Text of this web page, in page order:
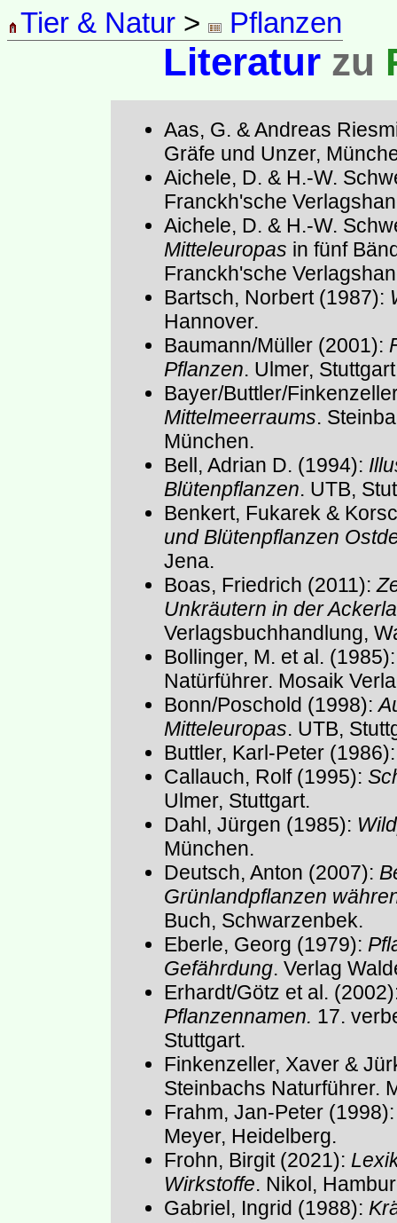
Tier & Natur > Pflanzen
Literatur zu
Aas, G. & Andreas
Gräfe und Unzer,
Aichele, D. & H.-W.
Franckh'sche
Aichele, D. & H.-W.
Mitteleuropas in fünf
Franckh'sche
Bartsch, Norbert (1987):
Hannover.
Baumann/Müller (2001):
Pflanzen. Ulmer,
Bayer/Buttler/
Mittelmeerraums.
München.
Bell, Adrian D. (1994):
Blütenpflanzen. UTB,
Benkert, Fukarek &
und Blütenpflanzen
Jena.
Boas, Friedrich (2011):
Unkräutern in der
Verlagsbuchhandlung,
Bollinger, M. et al.
Natürführer. Mosaik
Bonn/Poschold (1998):
Mitteleuropas. UTB,
Buttler, Karl-Peter
Callauch, Rolf (1995):
Ulmer, Stuttgart.
Dahl, Jürgen (1985):
München.
Deutsch, Anton (2007):
Grünlandpflanzen
Buch, Schwarzenbek.
Eberle, Georg (1979):
Gefährdung. Verlag
Erhardt/Götz et al.
Pflanzennamen. 17.
Stuttgart.
Finkenzeller, Xaver &
Steinbachs Naturführer.
Frahm, Jan-Peter
Meyer, Heidelberg.
Frohn, Birgit (2021):
Wirkstoffe. Nikol,
Gabriel, Ingrid (1988):